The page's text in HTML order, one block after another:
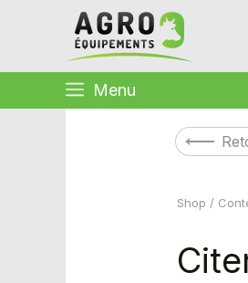
Menu
Shop /